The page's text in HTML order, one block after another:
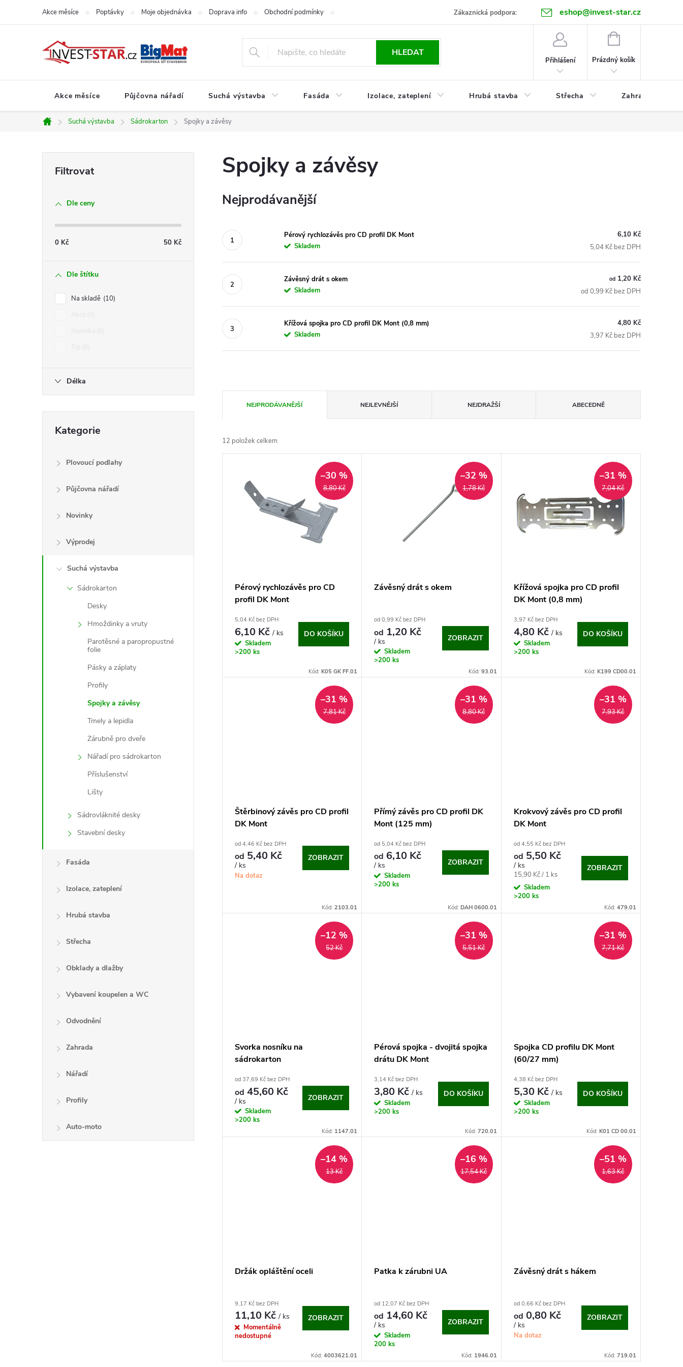
Zákaznická podpora: eshop@invest-star.cz
Akce měsíce Poptávky Moje objednávka Doprava info Obchodní podmínky Kontakt
HLEDAT
Přihlášení
NÁKUPNÍ
Prázdný košík
Akce měsíce Půjčovna nářadí Suchá výstavba Fasáda Izolace, zateplení Hrubá stavba Střecha Zahrada
Domů
Suchá výstavba Sádrokarton Spojky a závěsy
p
a
Dle ceny
0 Kč 50 Kč
Dle štítku
Na skladě 10
Délka
kategorie
Kategorie
Plovoucí podlahy
Půjčovna nářadí
Novinky
Výprodej
Suchá výstavba
Sádrokarton
Desky
Hmoždinky a vruty
Parotěsné a paropropustné
folie
Pásky a záplaty
Profily
Spojky a závěsy
Tmely a lepidla
Zárubně pro dveře
Nářadí pro sádrokarton
Příslušenství
Lišty
Sádrovláknité desky
Stavební desky
Fasáda
Izolace, zateplení
Hrubá stavba
Střecha
Obklady a dlažby
Vybavení koupelen a WC
Odvodnění
Zahrada
Nářadí
Profily
Auto-moto
Spojky a závěsy
Nejprodávanější
Pérový rychlozávěs pro CD profil DK Mont
Skladem
6,10 Kč
5,04 Kč bez DPH
Závěsný drát s okem
Skladem
od 1,20 Kč
od 0,99 Kč bez DPH
Křížová spojka pro CD profil DK Mont (0,8 mm)
Skladem
4,80 Kč
3,97 Kč bez DPH
a
z
k
NEJPRODÁVANĚJŠÍ NEJLEVNĚJŠÍ NEJDRAŽŠÍ ABECEDNĚ
12 položek celkem
8,80 Kč
–30 %
Pérový rychlozávěs pro CD
profil DK Mont
5,04 Kč bez DPH
6,10 Kč/ ks
Skladem
>200 ks
DO KOŠÍKU
Kód:K05 GK FF.01
1,78 Kč
–32 %
Závěsný drát s okem
od 0,99 Kč bez DPH
od 1,20 Kč
/ ks
Skladem
>200 ks
ZOBRAZIT
Kód: 93.01
7,04 Kč
–31 %
Křížová spojka pro CD profil
DK Mont (0,8 mm)
3,97 Kč bez DPH
4,80 Kč/ ks
Skladem
>200 ks
DO KOŠÍKU
Kód: K199 CD00.01
7,81 Kč
–31 %
Štěrbinový závěs pro CD profil
DK Mont
od 4,46 Kč bez DPH
od 5,40 Kč
/ ks
Na dotaz
ZOBRAZIT
Kód:2103.01
8,80 Kč
–31 %
Přímý závěs pro CD profil DK
Mont (125 mm)
od 5,04 Kč bez DPH
od 6,10 Kč
/ ks
Skladem
>200 ks
ZOBRAZIT
Kód: DAH 0600.01
7,93 Kč
–31 %
Krokvový závěs pro CD profil
DK Mont
od 4,55 Kč bez DPH
od 5,50 Kč
/ ks
Měrná
cena:
15,90 Kč / 1 ks
Skladem
>200 ks
ZOBRAZIT
Kód: 479.01
52 Kč
–12 %
Svorka nosníku na
sádrokarton
od 37,69 Kč bez DPH
od 45,60 Kč
/ ks
Skladem
>200 ks
ZOBRAZIT
Kód: 1147.01
5,51 Kč
–31 %
Pérová spojka - dvojitá spojka
drátu DK Mont
3,14 Kč bez DPH
3,80 Kč/ ks
Skladem
>200 ks
DO KOŠÍKU
Kód: 720.01
7,71 Kč
–31 %
Spojka CD profilu DK Mont
(60/27 mm)
4,38 Kč bez DPH
5,30 Kč/ ks
Skladem
>200 ks
DO KOŠÍKU
Kód: K01 CD 00.01
13 Kč
–14 %
Držák opláštění oceli
9,17 Kč bez DPH
11,10 Kč/ ks
Momentálně
nedostupné
ZOBRAZIT
Kód:4003621.01
17,54 Kč
–16 %
Patka k zárubni UA
od 12,07 Kč bez DPH
od 14,60 Kč
/ ks
Skladem
200 ks
ZOBRAZIT
Kód: 1946.01
1,63 Kč
–51 %
Závěsný drát s hákem
od 0,66 Kč bez DPH
od 0,80 Kč
/ ks
Na dotaz
ZOBRAZIT
Kód: 719.01